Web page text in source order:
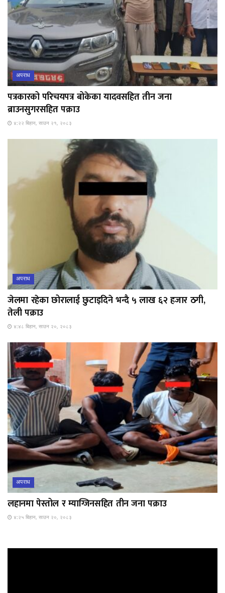
अपराध
पत्रकारको परिचयपत्र बोकेका यादवसहित तीन जना
ब्राउनसुगरसहित पक्राउ
४:२२ बिहान, साउन २१, २०८३
अपराध
जेलमा रहेका छोरालाई छुटाइदिने भन्दै ५ लाख ६२ हजार ठगी,
तेली पक्राउ
४:४८ बिहान, साउन २०, २०८३
अपराध
लहानमा पेस्तोल र म्याग्जिनसहित तीन जना पक्राउ
४:२५ बिहान, साउन २०, २०८३